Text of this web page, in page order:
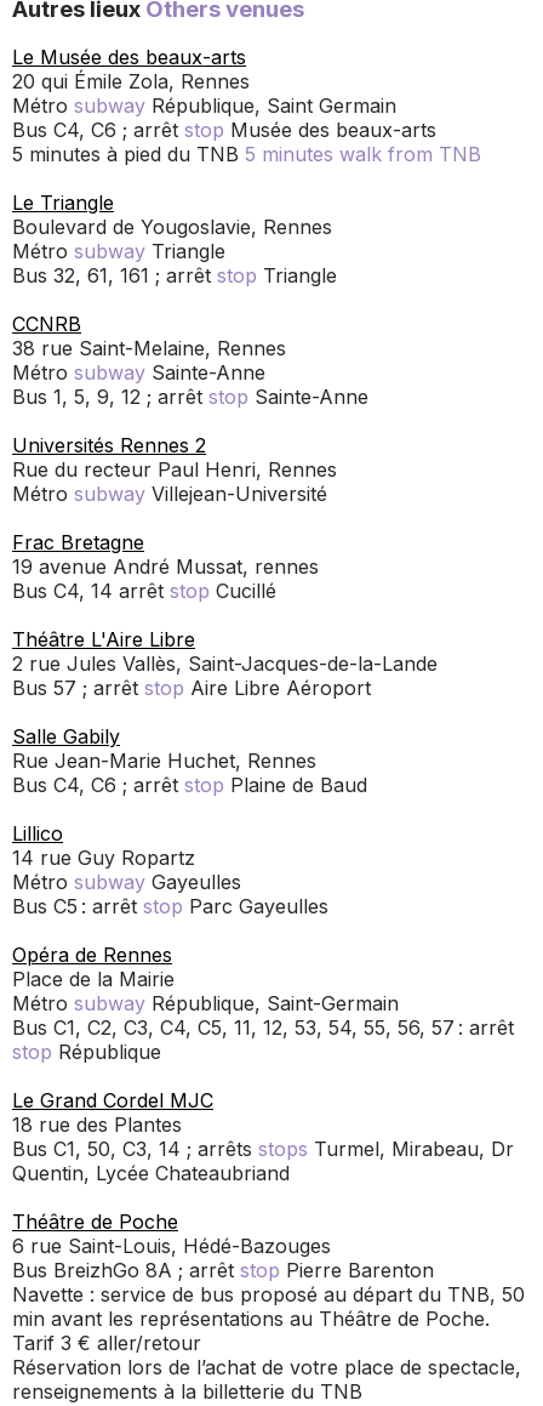
Autres lieux Others venues
Le Musée des beaux-arts
20 qui Émile Zola, Rennes
Métro subway République, Saint Germain
Bus C4, C6 ; arrêt stop Musée des beaux-arts
5 minutes à pied du TNB 5 minutes walk from TNB
Le Triangle
Boulevard de Yougoslavie, Rennes
Métro subway Triangle
Bus 32, 61, 161 ; arrêt stop Triangle
CCNRB
38 rue Saint-Melaine, Rennes
Métro subway Sainte-Anne
Bus 1, 5, 9, 12 ; arrêt stop Sainte-Anne
Universités Rennes 2
Rue du recteur Paul Henri, Rennes
Métro subway Villejean-Université
Frac Bretagne
19 avenue André Mussat, rennes
Bus C4, 14 arrêt stop Cucillé
Théâtre L'Aire Libre
2 rue Jules Vallès, Saint-Jacques-de-la-Lande
Bus 57 ; arrêt stop Aire Libre Aéroport
Salle Gabily
Rue Jean-Marie Huchet, Rennes
Bus C4, C6 ; arrêt stop Plaine de Baud
Lillico
14 rue Guy Ropartz
Métro subway Gayeulles
Bus C5 : arrêt stop Parc Gayeulles
Opéra de Rennes
Place de la Mairie
Métro subway République, Saint-Germain
Bus C1, C2, C3, C4, C5, 11, 12, 53, 54, 55, 56, 57 : arrêt
stop République
Le Grand Cordel MJC
18 rue des Plantes
Bus C1, 50, C3, 14 ; arrêts stops Turmel, Mirabeau, Dr
Quentin, Lycée Chateaubriand
Théâtre de Poche
6 rue Saint-Louis, Hédé-Bazouges
Bus BreizhGo 8A ; arrêt stop Pierre Barenton
Navette : service de bus proposé au départ du TNB, 50
min avant les représentations au Théâtre de Poche.
Tarif 3 € aller/retour
Réservation lors de l’achat de votre place de spectacle,
renseignements à la billetterie du TNB